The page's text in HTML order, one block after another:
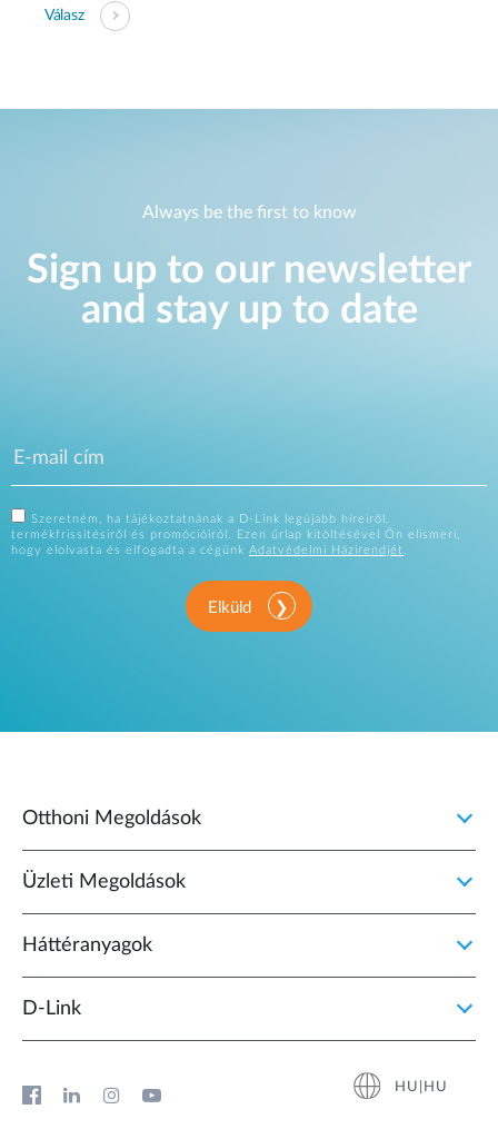
Válasz
Always be the first to know
Sign up to our newsletter
and stay up to date
Szeretném, ha tájékoztatnának a D-Link legújabb híreiről,
termékfrissítésiről és promócióiról. Ezen űrlap kitöltésével Ön elismeri,
hogy elolvasta és elfogadta a cégünk Adatvédelmi Házirendjét.
Elküld
Otthoni Megoldások
Üzleti Megoldások
Háttéranyagok
D‑Link
HU|HU